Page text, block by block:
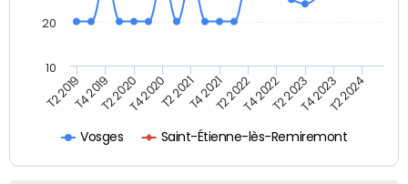
Vosges Saint-Étienne-lès-Remiremont
T2 2019T4 2019T2 2020T4 2020T2 2021T4 2021T2 2022T4 2022T2 2023T4 2023T2 2024
10
20